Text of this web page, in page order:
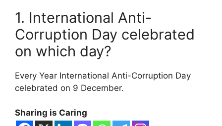
1. International Anti-
Corruption Day celebrated
on which day?
Every Year International Anti-Corruption Day
celebrated on 9 December.
Sharing is Caring